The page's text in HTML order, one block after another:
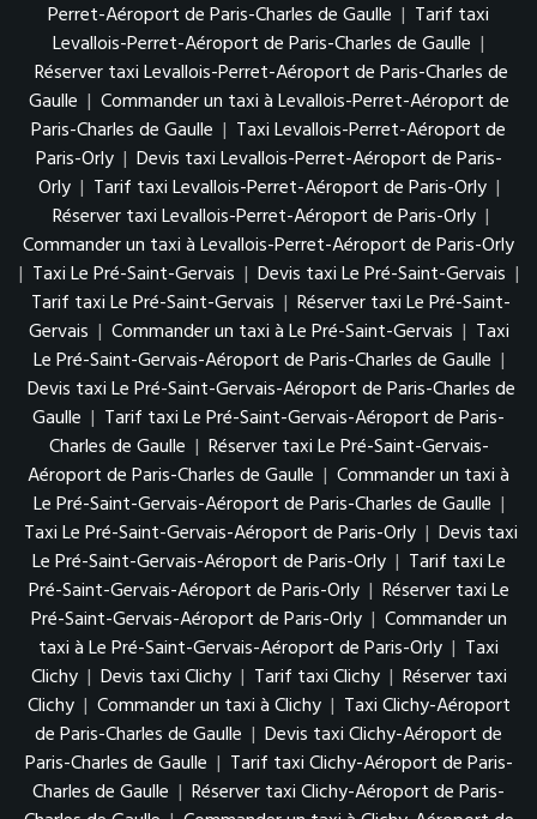
Perret-Aéroport de Paris-Charles de Gaulle | Tarif taxi
Levallois-Perret-Aéroport de Paris-Charles de Gaulle |
Réserver taxi Levallois-Perret-Aéroport de Paris-Charles de
Gaulle | Commander un taxi à Levallois-Perret-Aéroport de
Paris-Charles de Gaulle | Taxi Levallois-Perret-Aéroport de
Paris-Orly | Devis taxi Levallois-Perret-Aéroport de Paris-
Orly | Tarif taxi Levallois-Perret-Aéroport de Paris-Orly |
Réserver taxi Levallois-Perret-Aéroport de Paris-Orly |
Commander un taxi à Levallois-Perret-Aéroport de Paris-Orly
| Taxi Le Pré-Saint-Gervais | Devis taxi Le Pré-Saint-Gervais |
Tarif taxi Le Pré-Saint-Gervais | Réserver taxi Le Pré-Saint-
Gervais | Commander un taxi à Le Pré-Saint-Gervais | Taxi
Le Pré-Saint-Gervais-Aéroport de Paris-Charles de Gaulle |
Devis taxi Le Pré-Saint-Gervais-Aéroport de Paris-Charles de
Gaulle | Tarif taxi Le Pré-Saint-Gervais-Aéroport de Paris-
Charles de Gaulle | Réserver taxi Le Pré-Saint-Gervais-
Aéroport de Paris-Charles de Gaulle | Commander un taxi à
Le Pré-Saint-Gervais-Aéroport de Paris-Charles de Gaulle |
Taxi Le Pré-Saint-Gervais-Aéroport de Paris-Orly | Devis taxi
Le Pré-Saint-Gervais-Aéroport de Paris-Orly | Tarif taxi Le
Pré-Saint-Gervais-Aéroport de Paris-Orly | Réserver taxi Le
Pré-Saint-Gervais-Aéroport de Paris-Orly | Commander un
taxi à Le Pré-Saint-Gervais-Aéroport de Paris-Orly | Taxi
Clichy | Devis taxi Clichy | Tarif taxi Clichy | Réserver taxi
Clichy | Commander un taxi à Clichy | Taxi Clichy-Aéroport
de Paris-Charles de Gaulle | Devis taxi Clichy-Aéroport de
Paris-Charles de Gaulle | Tarif taxi Clichy-Aéroport de Paris-
Charles de Gaulle | Réserver taxi Clichy-Aéroport de Paris-